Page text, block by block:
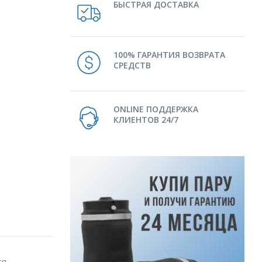
БЫСТРАЯ ДОСТАВКА
100% ГАРАНТИЯ ВОЗВРАТА
СРЕДСТВ
ONLINE ПОДДЕРЖКА
КЛИЕНТОВ 24/7